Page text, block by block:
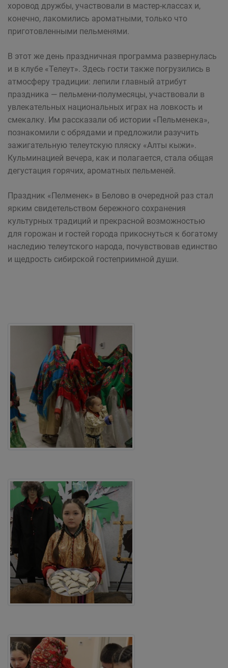
хоровод дружбы, участвовали в мастер-классах и,
конечно, лакомились ароматными, только что
приготовленными пельменями.
В этот же день праздничная программа развернулась
и в клубе «Телеут». Здесь гости также погрузились в
атмосферу традиции: лепили главный атрибут
праздника — пельмени-полумесяцы, участвовали в
увлекательных национальных играх на ловкость и
смекалку. Им рассказали об истории «Пельменека»,
познакомили с обрядами и предложили разучить
зажигательную телеутскую пляску «Алты кыжи».
Кульминацией вечера, как и полагается, стала общая
дегустация горячих, ароматных пельменей.
Праздник «Пелменек» в Белово в очередной раз стал
ярким свидетельством бережного сохранения
культурных традиций и прекрасной возможностью
для горожан и гостей города прикоснуться к богатому
наследию телеутского народа, почувствовав единство
и щедрость сибирской гостеприимной души.